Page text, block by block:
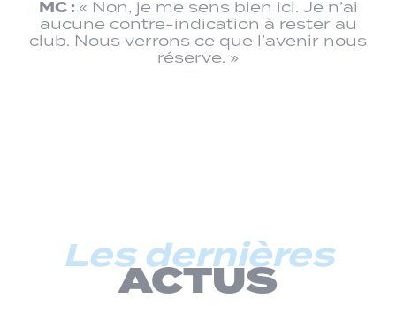
MC : « Non, je me sens bien ici. Je n’ai
aucune contre-indication à rester au
club. Nous verrons ce que l’avenir nous
réserve. »
Les dernières
ACTUS